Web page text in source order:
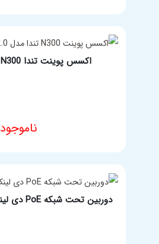
اکسس پوینت تندا N300 مدل AP5V2.0
ناموجود
دوربین تحت شبکه PoE دی لینک مدل DCS-F4612